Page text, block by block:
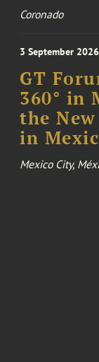
Coronado
3 September 2026
GT
360° in
the
in
Mexico City,